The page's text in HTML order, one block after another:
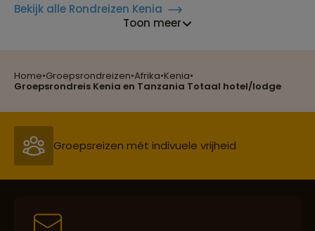
Home•Groepsrondreizen•Afrika•Kenia•
Groepsrondreis Kenia en Tanzania Totaal hotel/lodge
Bekijk alle Rondreizen Kenia
Toon meer
Reizen met oog voor mens, cultuur en milieu
Groepsreizen mét indivuele vrijheid
Reiszekerheid met Sawadee